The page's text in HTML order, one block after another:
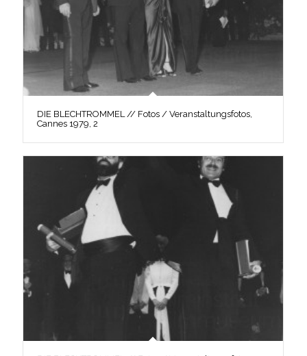
DIE BLECHTROMMEL // Fotos / Veranstaltungsfotos,
Cannes 1979, 2